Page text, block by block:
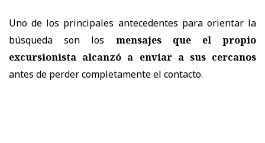
Uno de los principales antecedentes para orientar la
búsqueda son los mensajes que el propio
excursionista alcanzó a enviar a sus cercanos
antes de perder completamente el contacto.